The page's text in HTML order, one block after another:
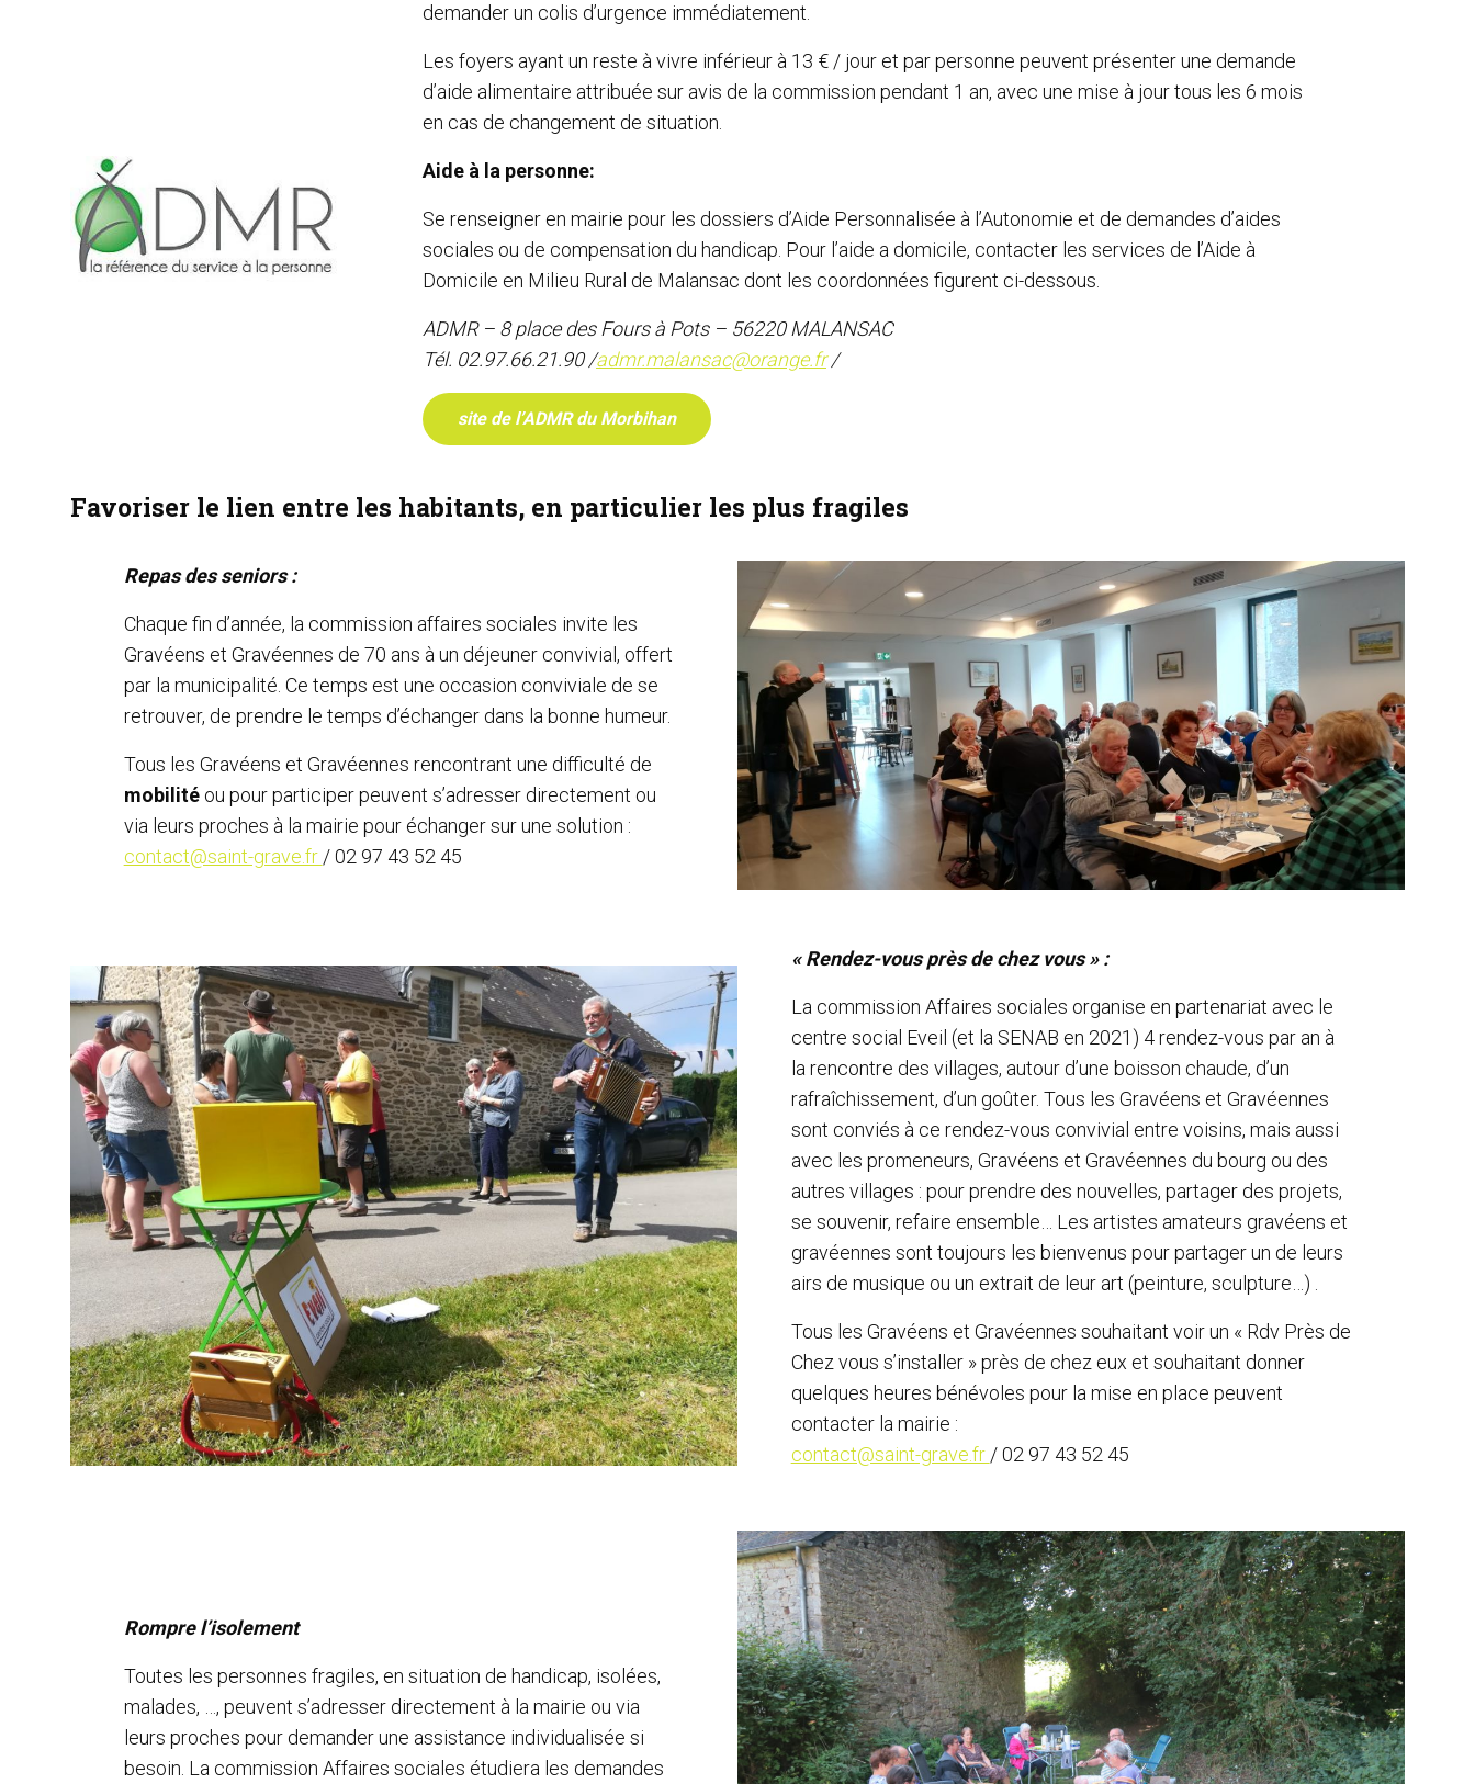
demander un colis d’urgence immédiatement.
Les foyers ayant un reste à vivre inférieur à 13 € / jour et par personne peuvent présenter une demande
d’aide alimentaire attribuée sur avis de la commission pendant 1 an, avec une mise à jour tous les 6 mois
en cas de changement de situation.
Aide à la personne:
Se renseigner en mairie pour les dossiers d’Aide Personnalisée à l’Autonomie et de demandes d’aides
sociales ou de compensation du handicap. Pour l’aide a domicile, contacter les services de l’Aide à
Domicile en Milieu Rural de Malansac dont les coordonnées figurent ci-dessous.
ADMR – 8 place des Fours à Pots – 56220 MALANSAC
Tél. 02.97.66.21.90 /admr.malansac@orange.fr/
site de l’ADMR du Morbihan
Favoriser le lien entre les habitants, en particulier les plus fragiles
Repas des seniors :
Chaque fin d’année, la commission affaires sociales invite les
Gravéens et Gravéennes de 70 ans à un déjeuner convivial, offert
par la municipalité. Ce temps est une occasion conviviale de se
retrouver, de prendre le temps d’échanger dans la bonne humeur.
Tous les Gravéens et Gravéennes rencontrant une difficulté de
mobilitéou pour participer peuvent s’adresser directement ou
via leurs proches à la mairie pour échanger sur une solution :
contact@saint-grave.fr / 02 97 43 52 45
« Rendez-vous près de chez vous » :
La commission Affaires sociales organise en partenariat avec le
centre social Eveil (et la SENAB en 2021) 4 rendez-vous par an à
la rencontre des villages, autour d’une boisson chaude, d’un
rafraîchissement, d’un goûter. Tous les Gravéens et Gravéennes
sont conviés à ce rendez-vous convivial entre voisins, mais aussi
avec les promeneurs, Gravéens et Gravéennes du bourg ou des
autres villages : pour prendre des nouvelles, partager des projets,
se souvenir, refaire ensemble… Les artistes amateurs gravéens et
gravéennes sont toujours les bienvenus pour partager un de leurs
airs de musique ou un extrait de leur art (peinture, sculpture…) .
Tous les Gravéens et Gravéennes souhaitant voir un « Rdv Près de
Chez vous s’installer » près de chez eux et souhaitant donner
quelques heures bénévoles pour la mise en place peuvent
contacter la mairie :
contact@saint-grave.fr / 02 97 43 52 45
Rompre l’isolement
Toutes les personnes fragiles, en situation de handicap, isolées,
malades, …, peuvent s’adresser directement à la mairie ou via
leurs proches pour demander une assistance individualisée si
besoin. La commission Affaires sociales étudiera les demandes